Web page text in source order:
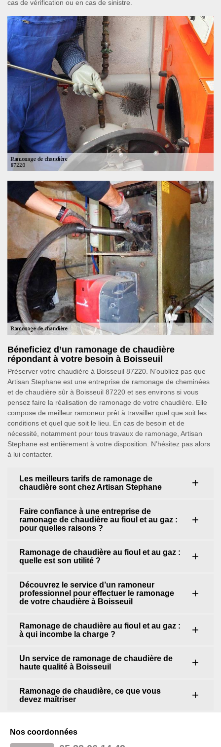
cas de vérification ou en cas de sinistre.
Béneficiez d’un ramonage de chaudière
répondant à votre besoin à Boisseuil
Préserver votre chaudière à Boisseuil 87220. N’oubliez pas que
Artisan Stephane est une entreprise de ramonage de cheminées
et de chaudière sûr à Boisseuil 87220 et ses environs si vous
pensez faire la réalisation de ramonage de votre chaudière. Elle
compose de meilleur ramoneur prêt à travailler quel que soit les
conditions et quel que soit le lieu. En cas de besoin et de
nécessité, notamment pour tous travaux de ramonage, Artisan
Stephane est entièrement à votre disposition. N’hésitez pas alors
à lui contacter.
Les meilleurs tarifs de ramonage de
chaudière sont chez Artisan Stephane
Faire confiance à une entreprise de
ramonage de chaudière au fioul et au gaz :
pour quelles raisons ?
Ramonage de chaudière au fioul et au gaz :
quelle est son utilité ?
Découvrez le service d’un ramoneur
professionnel pour effectuer le ramonage
de votre chaudière à Boisseuil
Ramonage de chaudière au fioul et au gaz :
à qui incombe la charge ?
Un service de ramonage de chaudière de
haute qualité à Boisseuil
Ramonage de chaudière, ce que vous
devez maîtriser
Nos coordonnées